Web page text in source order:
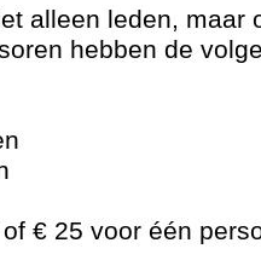
alleen leden, maar
hebben de
€ 25 voor één